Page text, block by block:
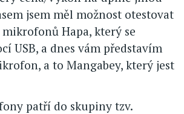
jsem měl možnost otestovat
Hapa, který se
USB, a dnes vám představím
a to Mangabey, který jest
patří do skupiny tzv.